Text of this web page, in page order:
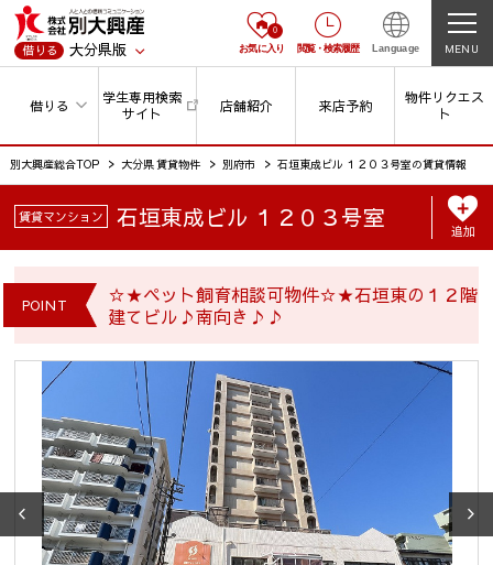
借りる 大分県版
0
お気に入り 閲覧・ 検索履歴 Language MENU
借りる
学生専用検索
サイト
店舗紹介 来店予約
物件リクエス
ト
別大興産総合TOP 大分県 賃貸物件 別府市 石垣東成ビル １２０３号室の賃貸情報
賃貸マンション 石垣東成ビル １２０３号室 追加
POINT
☆★ペット飼育相談可物件☆★石垣東の１２階
建てビル♪南向き♪♪